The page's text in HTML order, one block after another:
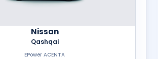
Nissan
Qashqai
EPower ACENTA